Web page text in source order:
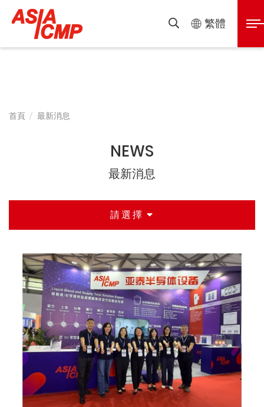
亞
設
股
份
有
限
繁體
展
首頁 最新消息
NEWS
最新消息
請選擇